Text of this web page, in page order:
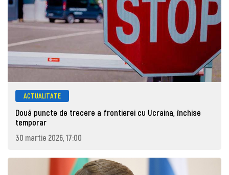
ACTUALITATE
Două puncte de trecere a frontierei cu Ucraina, închise
temporar
30 martie 2026, 17:00